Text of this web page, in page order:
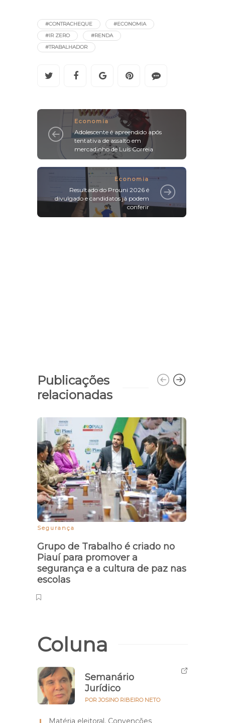
#CONTRACHEQUE
#ECONOMIA
#IR ZERO
#RENDA
#TRABALHADOR
Economia
Adolescente é apreendido após
tentativa de assalto em
mercadinho de Luís Correia
Economia
Resultado do Prouni 2026 é
divulgado e candidatos já podem
conferir
Publicações
relacionadas
Segurança
Grupo de Trabalho é criado no
Piauí para promover a
segurança e a cultura de paz nas
escolas
Coluna
Semanário
Jurídico
POR JOSINO RIBEIRO NETO
Matéria eleitoral. Convenções